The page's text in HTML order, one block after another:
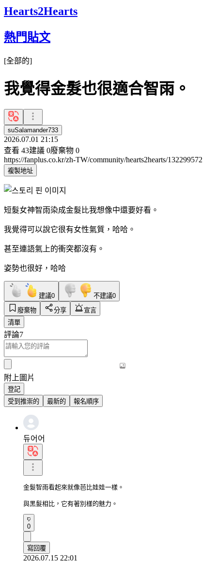
Hearts2Hearts
熱門貼文
[全部的]
我覺得金髮也很適合智雨。
suSalamander733
2026.07.01 21:15
查看 43建議 0廢棄物 0
https://fanplus.co.kr/zh-TW/community/hearts2hearts/132299572
複製地址
短髮女神智雨染成金髮比我想像中還要好看。
我覺得可以說它很有女性氣質，哈哈。
甚至連語氣上的衝突都沒有。
姿勢也很好，哈哈
建議0 不建議0
廢棄物
分享
宣言
清單
評論7
附上圖片
登記
受到推崇的
最新的 報名順序
듀어어
金髮智雨看起來就像芭比娃娃一樣。
與黑髮相比，它有著別樣的魅力。
0
寫回覆
2026.07.15 22:01